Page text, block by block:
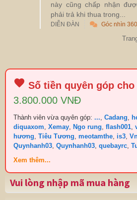
này cũng chấp nhận
phải trả khi thua trong...
DIỄN ĐÀN Góc nhìn
Số tiền quyên góp
3.800.000 VNĐ
Thành viên vừa quyên góp: ..., Cadang,
diquaxom, Xemay, Ngo rung, flash001,
hương, Tiêu Tương, meotamthe, is3,
Quynhanh03, Quynhanh03, quebayrc,
Xem thêm...
Vui lòng nhập mã mua hàng